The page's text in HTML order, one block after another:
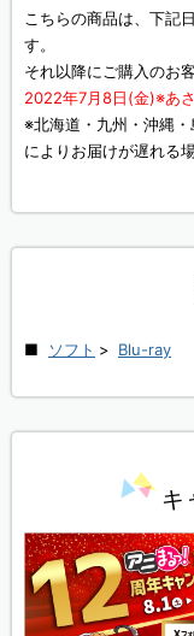
こちらの商品は、下記
す。
それ以降にご購入のお
2022年7月8日(金)※あ
※北海道・九州・沖縄
によりお届けが遅れる
ソフト > Blu-ray
キ